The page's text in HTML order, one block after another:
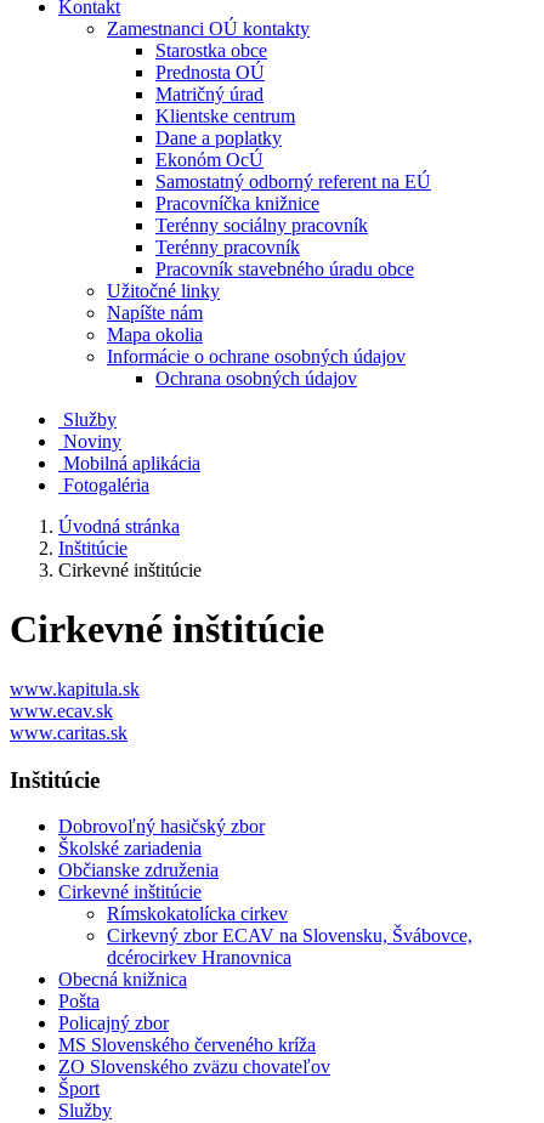
Kontakt
Zamestnanci OÚ kontakty
Starostka obce
Prednosta OÚ
Matričný úrad
Klientske centrum
Dane a poplatky
Ekonóm OcÚ
Samostatný odborný referent na EÚ
Pracovníčka knižnice
Terénny sociálny pracovník
Terénny pracovník
Pracovník stavebného úradu obce
Užitočné linky
Napíšte nám
Mapa okolia
Informácie o ochrane osobných údajov
Ochrana osobných údajov
Služby
Noviny
Mobilná aplikácia
Fotogaléria
Úvodná stránka
Inštitúcie
Cirkevné inštitúcie
Cirkevné inštitúcie
www.kapitula.sk
www.ecav.sk
www.caritas.sk
Inštitúcie
Dobrovoľný hasičský zbor
Školské zariadenia
Občianske združenia
Cirkevné inštitúcie
Rímskokatolícka cirkev
Cirkevný zbor ECAV na Slovensku, Švábovce,
dcérocirkev Hranovnica
Obecná knižnica
Pošta
Policajný zbor
MS Slovenského červeného kríža
ZO Slovenského zväzu chovateľov
Šport
Služby